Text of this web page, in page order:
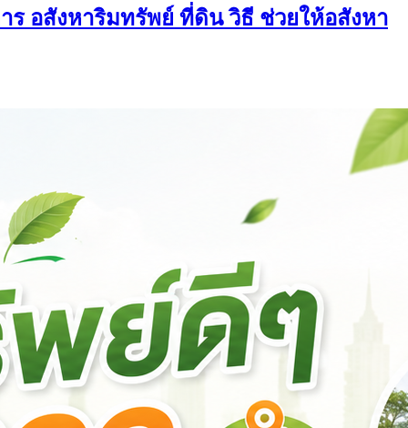
ร อสังหาริมทรัพย์ ที่ดิน วิธี ช่วยให้อสังหา